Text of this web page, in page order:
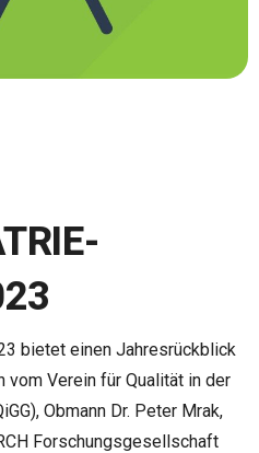
bietet einen Jahresrückblick
vom Verein für Qualität in der
Obmann Dr. Peter Mrak,
Forschungsgesellschaft